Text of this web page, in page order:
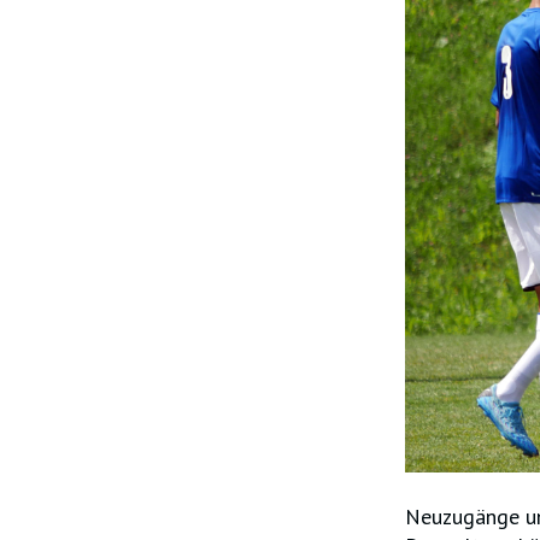
Neuzugänge